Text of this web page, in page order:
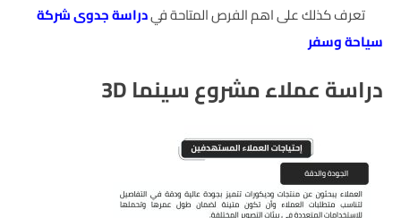
تعرف كذلك على اهم الفرص المتاحة فيدراسة جدوى شركة
سياحة وسفر
دراسة عملاء مشروع سينما 3D